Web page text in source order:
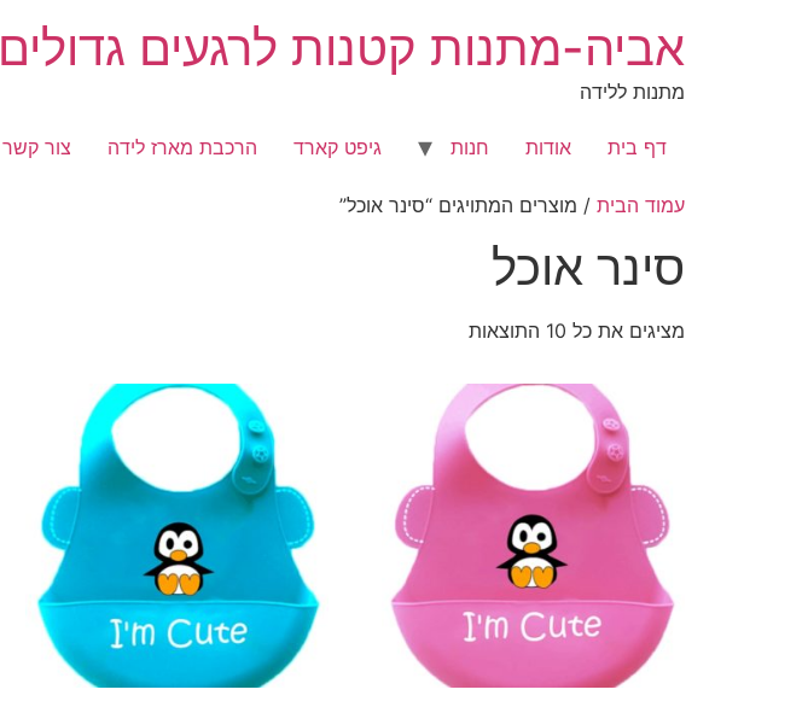
אביה-מתנות קטנות לרגעים גדולים
מתנות ללידה
דף בית אודות חנות גיפט קארד הרכבת מארז לידה צור קשר
עמוד הבית / מוצרים המתויגים “סינר אוכל”
סינר אוכל
מציגים את כל ⁦10⁩ התוצאות